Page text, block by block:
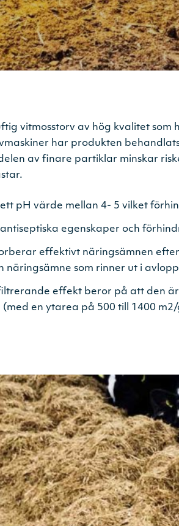
vitmosstorv av hög kvalitet
har produkten
av finare partiklar minskar
ett pH värde mellan 4- 5 vilket
antiseptiska egenskaper och
effektivt näringsämnen
näringsämne som rinner ut i
filtrerande ­effekt beror på att den
(med en ­ytarea på 500 till 1400